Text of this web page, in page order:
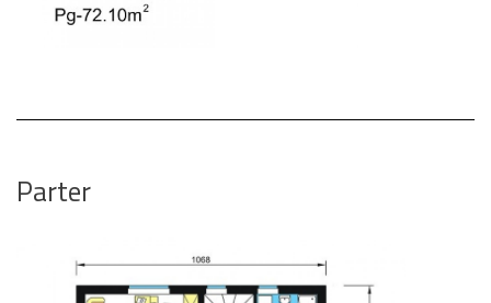
Parter